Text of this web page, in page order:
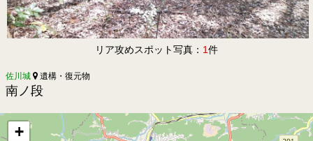
リア攻めスポット写真： 1件
佐川城 遺構・復元物
南ノ段
+